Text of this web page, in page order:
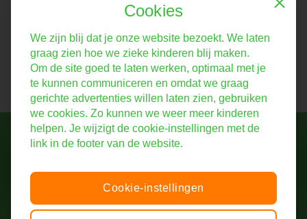
Doneer
Help mee!
Vertel ons verhaal verder
Cookies
We zijn blij dat je onze website bezoekt. We laten
graag zien hoe we zieke kinderen blij maken.
Om de site goed te laten werken, optimaal met je
te kunnen communiceren en omdat we graag
gerichte advertenties willen laten zien, gebruiken
we cookies. Zo kunnen we weer meer kinderen
helpen. Je wijzigt de cookie-instellingen met de
link in de footer van de website.
Close
Cookie-instellingen